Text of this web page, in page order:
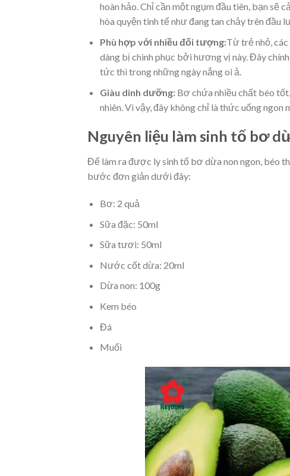
hoàn hảo. Chỉ cần một ngụm đầu tiên, bạn sẽ
hòa quyện tinh tế như đang tan chảy trên đầu
Phù hợp với nhiều đối tượng:Từ trẻ nhỏ, các
dàng bị chinh phục bởi hương vị này. Đây
tức thì trong những ngày nắng oi ả.
Giàu dinh dưỡng:Bơ chứa nhiều chất béo
nhiên. Vì vậy, đây không chỉ là thức uống
Nguyên liệu làm sinh tố bơ
Để làm ra được ly sinh tố bơ dừa non ngon, béo
bước đơn giản dưới đây:
Bơ: 2 quả
Sữa đặc: 50ml
Sữa tươi: 50ml
Nước cốt dừa: 20ml
Dừa non: 100g
Kem béo
Đá
Muối